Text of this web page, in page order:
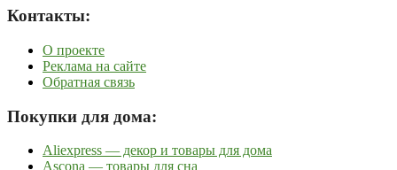
Контакты:
О проекте
Реклама на сайте
Обратная связь
Покупки для дома:
Aliexpress — декор и товары для дома
Ascona — товары для сна